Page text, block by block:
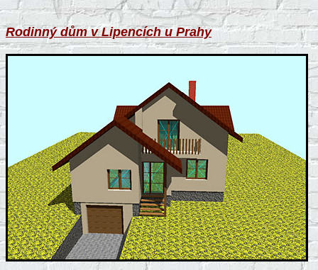
Rodinný dům v Lipencích u Prahy